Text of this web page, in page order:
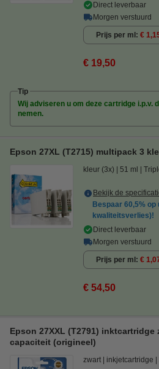
Direct leverbaar
Morgen verstuurd
Prijs per ml €
€ 19,50
Tip
Wij adviseren u om deze cartridge i.p.v.
nemen.
Epson 27XL (T2715) multipack 3
kleur (3x) 51 ml
Bekijk de
Bespaar 60,5% op
kwaliteitsverlies)!
Direct leverbaar
Morgen verstuurd
Prijs per ml €
€ 54,50
Epson 27XXL (T2791) inktcartridge
capaciteit (origineel)
zwart inkjetcartridge